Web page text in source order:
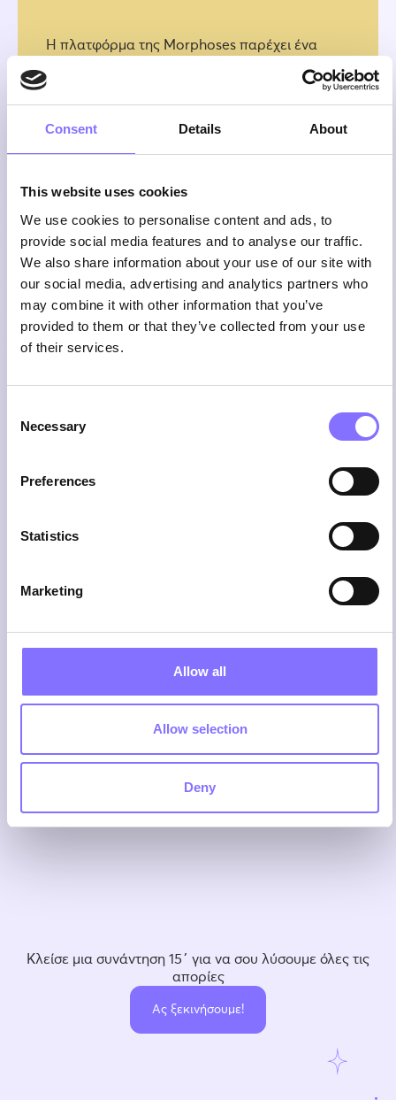
Consent Details About
This website uses cookies
We use cookies to personalise content and ads, to
provide social media features and to analyse our traffic.
We also share information about your use of our site with
our social media, advertising and analytics partners who
may combine it with other information that you’ve
provided to them or that they’ve collected from your use
of their services.
Selection
Necessary
Preferences
Statistics
Marketing
Allow all
Allow selection
Deny
Η πλατφόρμα της Morphoses παρέχει ένα
που προάγει την ενεργή συμμετοχή και
Μικρές τάξεις
Συνομήλικοι μαθητές χωρίζονται σε μικρές
τάξεις, για μέγιστη αλληλεπίδραση σε
προγράμματα προσαρμοσμένα στις ανάγκες
τους.
Πιστοποιημένοι εκπαιδευτές
εκπαίδευση, ενώ παράλληλα τους
Κλείσε μια συνάντηση 15΄ για να σου λύσουμε όλες τις
απορίες
Ας ξεκινήσουμε!